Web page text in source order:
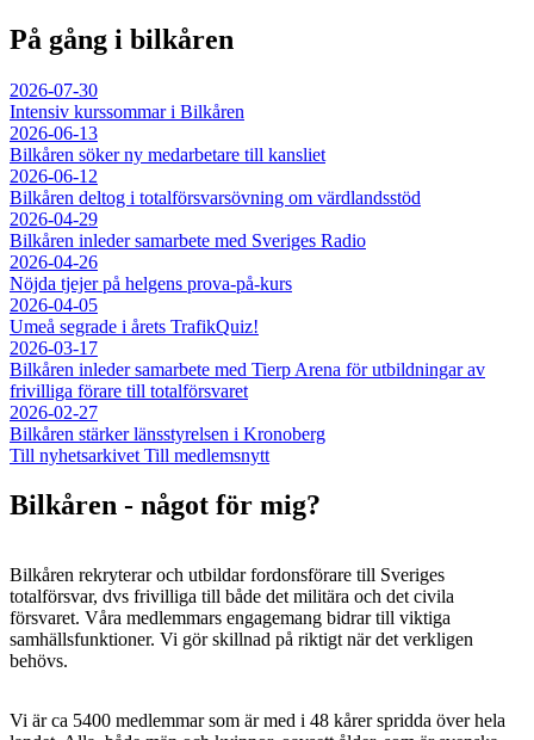
På gång i bilkåren
2026-07-30
Intensiv kurssommar i Bilkåren
2026-06-13
Bilkåren söker ny medarbetare till kansliet
2026-06-12
Bilkåren deltog i totalförsvarsövning om värdlandsstöd
2026-04-29
Bilkåren inleder samarbete med Sveriges Radio
2026-04-26
Nöjda tjejer på helgens prova-på-kurs
2026-04-05
Umeå segrade i årets TrafikQuiz!
2026-03-17
Bilkåren inleder samarbete med Tierp Arena för utbildningar av
frivilliga förare till totalförsvaret
2026-02-27
Bilkåren stärker länsstyrelsen i Kronoberg
Till nyhetsarkivet Till medlemsnytt
Bilkåren - något för mig?
Bilkåren rekryterar och utbildar fordonsförare till Sveriges
totalförsvar, dvs frivilliga till både det militära och det civila
försvaret. Våra medlemmars engagemang bidrar till viktiga
samhällsfunktioner. Vi gör skillnad på riktigt när det verkligen
behövs.
Vi är ca 5400 medlemmar som är med i 48 kårer spridda över hela